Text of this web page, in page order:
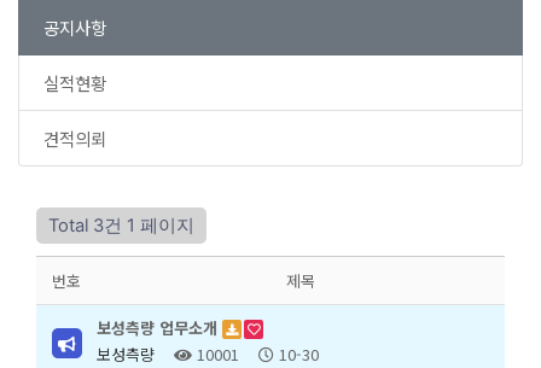
공지사항
실적현황
견적의뢰
Total 3건 1 페이지
번호 제목
보성측량 업무소개
보성측량
10001 10-30